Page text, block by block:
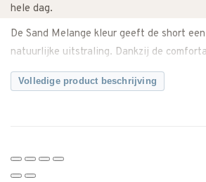
hele dag.
De Sand Melange kleur geeft de short
natuurlijke uitstraling. Dankzij de
elastische tailleband zit de short prettig
bewegingsvrijheid tijdens school, spelen
Volledige product beschrijving